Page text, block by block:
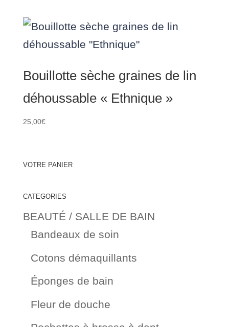
8,00€
39,00€
Bouillotte sèche graines de lin
déhoussable « Ethnique »
25,00€
VOTRE PANIER
CATEGORIES
BEAUTÉ / SALLE DE BAIN
Bandeaux de soin
Cotons démaquillants
Éponges de bain
Fleur de douche